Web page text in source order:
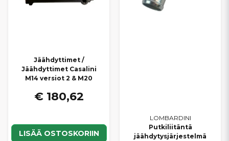
Jäähdyttimet /
Jäähdyttimet Casalini
M14 versiot 2 & M20
€ 180,62
LISÄÄ OSTOSKORIIN
LOMBARDINI
Putkiliitäntä
jäähdytysjärjestelmä